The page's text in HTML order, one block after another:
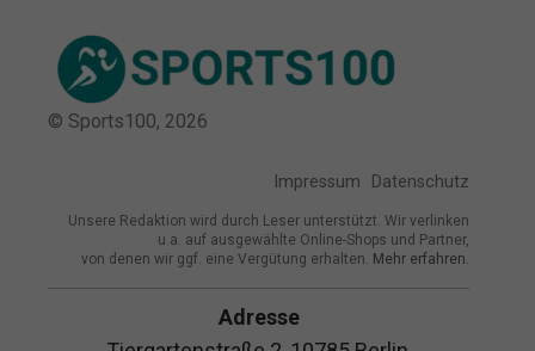
© Sports100, 2026
Impressum Datenschutz
Unsere Redaktion wird durch Leser unterstützt. Wir verlinken
u.a. auf ausgewählte Online-Shops und Partner,
von denen wir ggf. eine Vergütung erhalten. Mehr erfahren.
Adresse